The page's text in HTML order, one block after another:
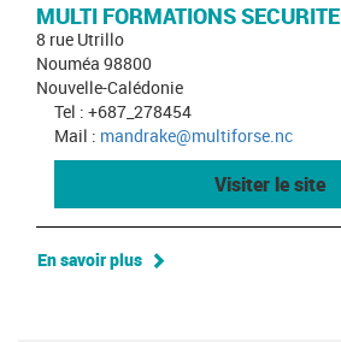
MULTI FORMATIONS SECURITE
8 rue Utrillo
Nouméa 98800
Nouvelle-Calédonie
Tel : +687_278454
Mail : mandrake@multiforse.nc
Visiter le site
En savoir plus